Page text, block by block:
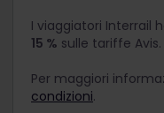
I viaggiatori Interrail
15 % sulle tariffe Avis.
Per maggiori
condizioni.